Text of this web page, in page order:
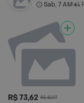
Sab, 7 AM•
R$ 73,62 R$ 82,97